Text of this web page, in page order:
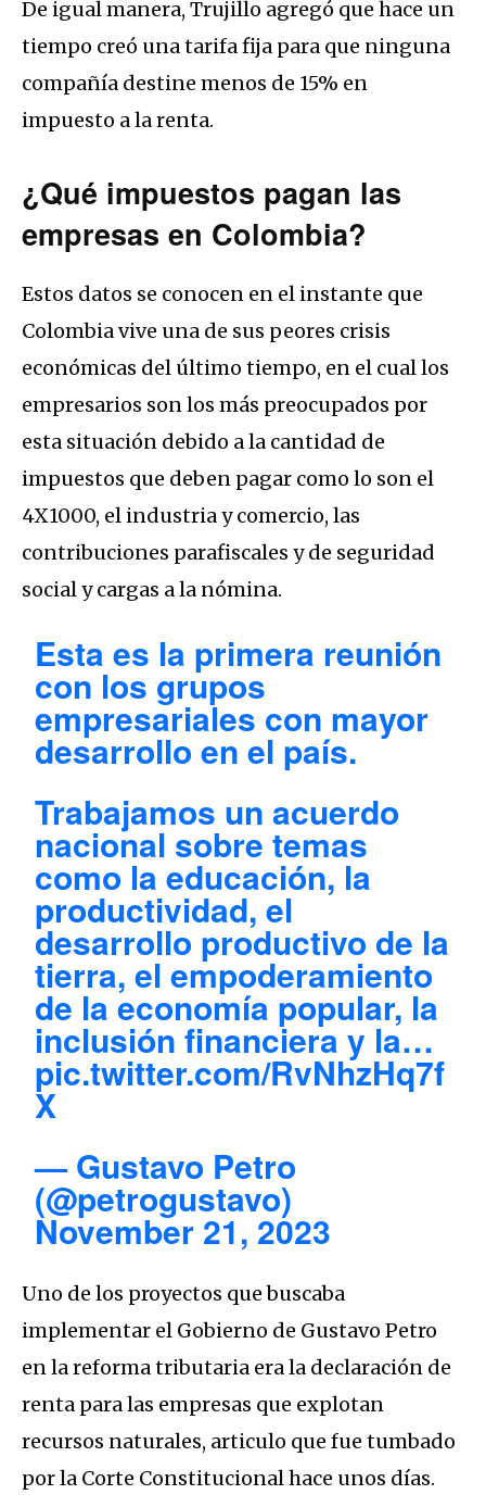
De igual manera, Trujillo agregó que hace un
tiempo creó una tarifa fija para que ninguna
compañía destine menos de 15% en
impuesto a la renta.
¿Qué impuestos pagan las
empresas en Colombia?
Estos datos se conocen en el instante que
Colombia vive una de sus peores crisis
económicas del último tiempo, en el cual los
empresarios son los más preocupados por
esta situación debido a la cantidad de
impuestos que deben pagar como lo son el
4X1000, el industria y comercio, las
contribuciones parafiscales y de seguridad
social y cargas a la nómina.
Esta es la primera reunión
con los grupos
empresariales con mayor
desarrollo en el país.
Trabajamos un acuerdo
nacional sobre temas
como la educación, la
productividad, el
desarrollo productivo de la
tierra, el empoderamiento
de la economía popular, la
inclusión financiera y la…
pic.twitter.com/RvNhzHq7f
X
— Gustavo Petro
(@petrogustavo)
November 21, 2023
Uno de los proyectos que buscaba
implementar el Gobierno de Gustavo Petro
en la reforma tributaria era la declaración de
renta para las empresas que explotan
recursos naturales, articulo que fue tumbado
por la Corte Constitucional hace unos días.